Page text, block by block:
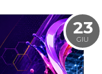
23
GIU